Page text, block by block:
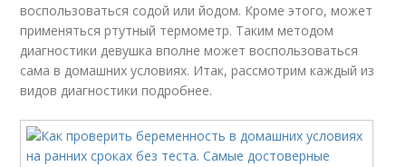
Дни без теста
Беременности на
ранних сроках
Тест под рукой Тест на определение
воспользоваться содой или йодом. Кроме этого, может
применяться ртутный термометр. Таким методом
диагностики девушка вполне может воспользоваться
сама в домашних условиях. Итак, рассмотрим каждый из
видов диагностики подробнее.